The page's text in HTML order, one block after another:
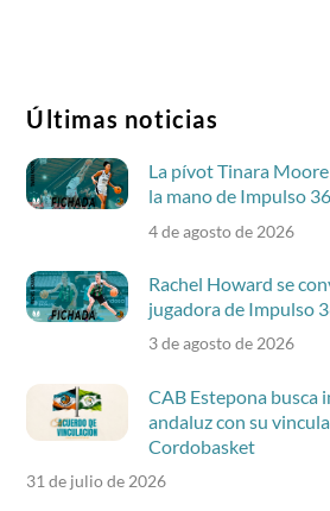
Últimas noticias
La pívot Tinara Moore
la mano de Impulso
4 de agosto de 2026
Rachel Howard se
jugadora de Impulso
3 de agosto de 2026
CAB Estepona busca
andaluz con su
Cordobasket
31 de julio de 2026